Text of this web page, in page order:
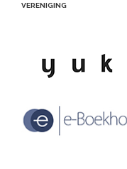
VERENIGING